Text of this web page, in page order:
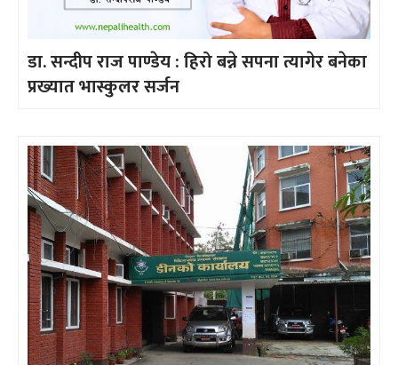
डा. सन्दीप राज पाण्डेय : हिरो बन्ने सपना त्यागेर बनेका
प्रख्यात भास्कुलर सर्जन